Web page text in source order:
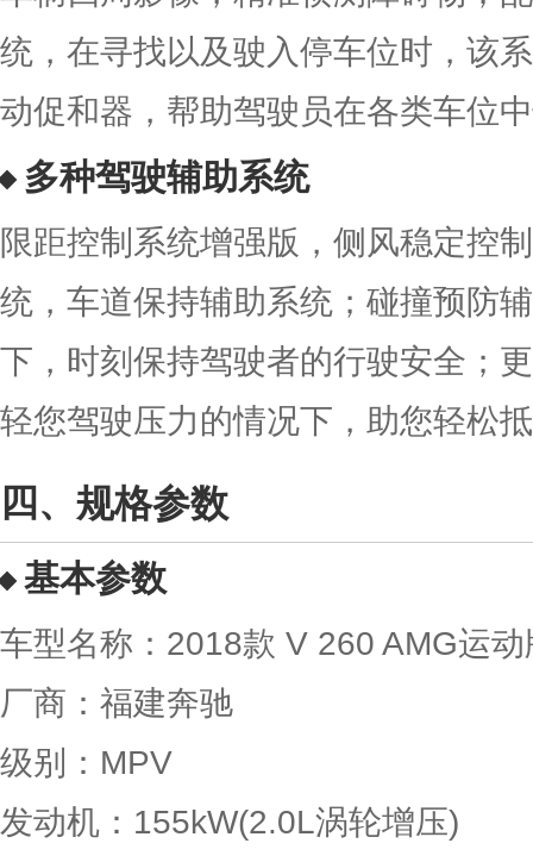
统，在寻找以及驶入停车位时，该
动促和器，帮助驾驶员在各类车位
多种驾驶辅助系统
限距控制系统增强版，侧风稳定控
统，车道保持辅助系统；碰撞预防
下，时刻保持驾驶者的行驶安全；
轻您驾驶压力的情况下，助您轻松
规格参数
基本参数
车型名称：2018款 V 260 AMG运动
厂商：福建奔驰
级别：MPV
发动机：155kW(2.0L涡轮增压)